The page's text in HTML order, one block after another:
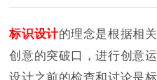
标识设计的理念是根据相
创意的突破口，进行创意